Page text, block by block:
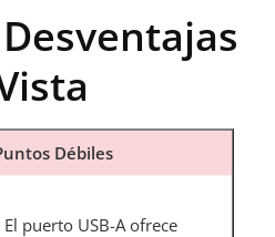
Débiles
El puerto USB-A ofrece